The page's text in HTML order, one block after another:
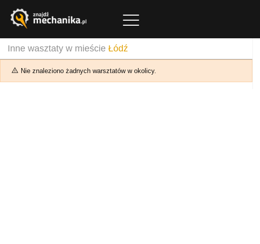
Inne wasztaty w mieście Łódź
Nie znaleziono żadnych warsztatów w okolicy.